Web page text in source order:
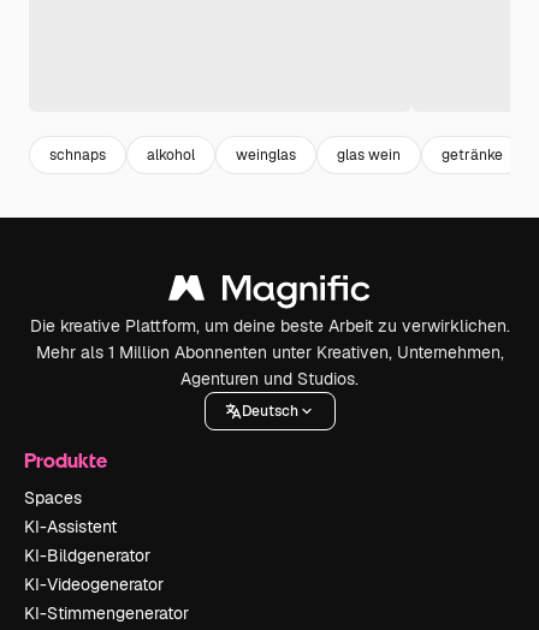
schnaps alkohol weinglas glas wein getränke
Die kreative Plattform, um deine beste Arbeit zu verwirklichen.
Mehr als 1 Million Abonnenten unter Kreativen, Unternehmen,
Agenturen und Studios.
Deutsch
Produkte
Spaces
KI-Assistent
KI-Bildgenerator
KI-Videogenerator
KI-Stimmengenerator